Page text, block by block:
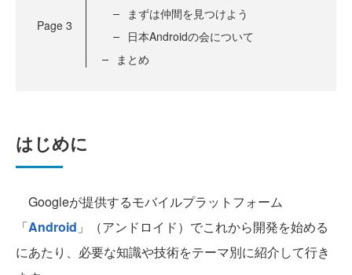
Page 3
まずは仲間を見つけよう
日本Androidの会について
まとめ
はじめに
Googleが提供するモバイルプラットフォーム
「Android 」（アンドロイド）でこれから開発を始める
にあたり、必要な知識や技術をテーマ別に紹介して行き